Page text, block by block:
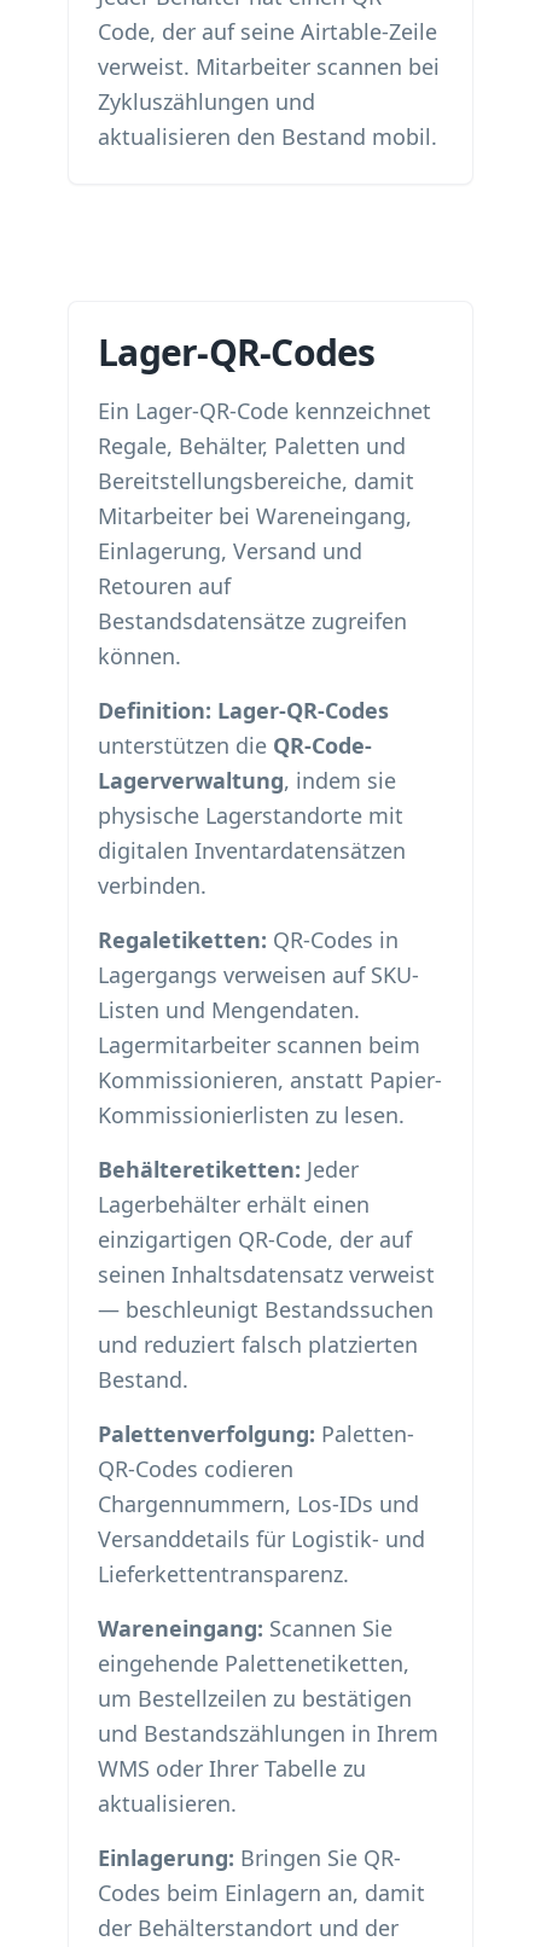
Code, der auf seine Airtable-Zeile
verweist. Mitarbeiter scannen bei
Zykluszählungen und
aktualisieren den Bestand mobil.
Lager-QR-Codes
Ein Lager-QR-Code kennzeichnet
Regale, Behälter, Paletten und
Bereitstellungsbereiche, damit
Mitarbeiter bei Wareneingang,
Einlagerung, Versand und
Retouren auf
Bestandsdatensätze zugreifen
können.
Definition: Lager-QR-Codes
unterstützen die QR-Code-
Lagerverwaltung, indem sie
physische Lagerstandorte mit
digitalen Inventardatensätzen
verbinden.
Regaletiketten: QR-Codes in
Lagergangs verweisen auf SKU-
Listen und Mengendaten.
Lagermitarbeiter scannen beim
Kommissionieren, anstatt Papier-
Kommissionierlisten zu lesen.
Behälteretiketten: Jeder
Lagerbehälter erhält einen
einzigartigen QR-Code, der auf
seinen Inhaltsdatensatz verweist
— beschleunigt Bestandssuchen
und reduziert falsch platzierten
Bestand.
Palettenverfolgung: Paletten-
QR-Codes codieren
Chargennummern, Los-IDs und
Versanddetails für Logistik- und
Lieferkettentransparenz.
Wareneingang: Scannen Sie
eingehende Palettenetiketten,
um Bestellzeilen zu bestätigen
und Bestandszählungen in Ihrem
WMS oder Ihrer Tabelle zu
aktualisieren.
Einlagerung: Bringen Sie QR-
Codes beim Einlagern an, damit
der Behälterstandort und der